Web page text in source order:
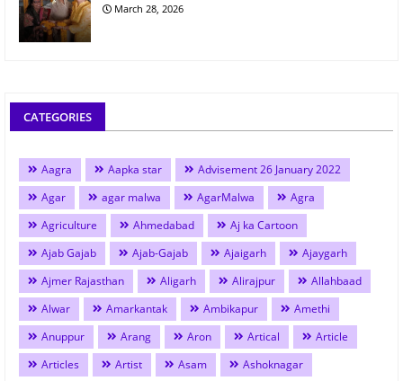
March 28, 2026
CATEGORIES
Aagra Aapka star
Advisement 26 January 2022
Agar
agar malwa AgarMalwa
Agra
Agriculture
Ahmedabad
Aj ka Cartoon
Ajab Gajab
Ajab-Gajab Ajaigarh
Ajaygarh
Ajmer Rajasthan
Aligarh Alirajpur
Allahbaad
Alwar
Amarkantak Ambikapur
Amethi
Anuppur
Arang Aron Artical
Article
Articles
Artist Asam
Ashoknagar